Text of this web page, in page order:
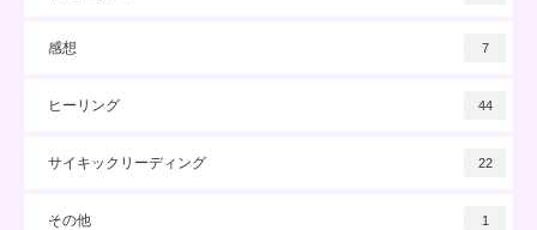
感想 7
ヒーリング 44
サイキックリーディング 22
その他 1